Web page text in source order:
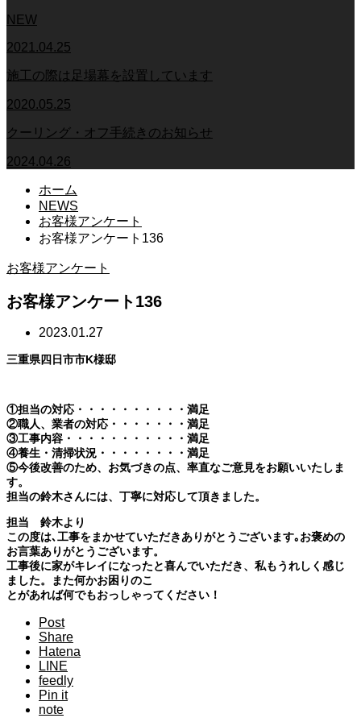
NEW
2021.04.25
施工の際は足場幕を設置しています
2020.05.25
クーリング・オフ手続きのお知らせ
2024.04.26
ホーム
NEWS
お客様アンケート
お客様アンケート136
お客様アンケート
お客様アンケート136
2023.01.27
三重県四日市市K様邸
①担当の対応・・・・・・・・・・満足
②職人、業者の対応・・・・・・・満足
③工事内容・・・・・・・・・・・満足
④養生・清掃状況・・・・・・・・満足
⑤今後改善のため、お気づきの点、率直なご意見をお願いいたしま
す。
担当の鈴木さんには、丁寧に対応して頂きました。
担当 鈴木より
この度は､工事をまかせていただきありがとうございます｡お褒めの
お言葉ありがとうございます。
工事後に家がキレイになったと喜んでいただき、私もうれしく感じ
ました。また何かお困りのこ
とがあれば何でもおっしゃってください！
Post
Share
Hatena
LINE
feedly
Pin it
note